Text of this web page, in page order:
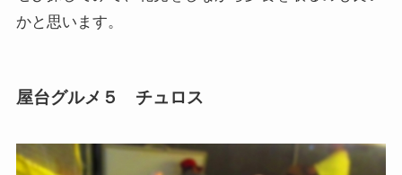
かと思います。
屋台グルメ５ チュロス